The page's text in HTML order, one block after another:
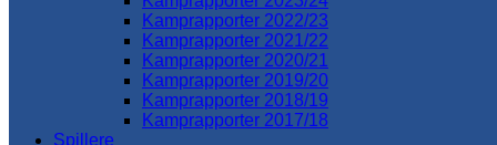
Kamprapporter 2022/23
Kamprapporter 2021/22
Kamprapporter 2020/21
Kamprapporter 2019/20
Kamprapporter 2018/19
Kamprapporter 2017/18
Spillere